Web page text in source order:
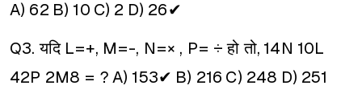
A) 62 B) 10 C) 2 D) 26✔
Q3. यदि L=+, M=-, N=× , P= ÷ हो तो, 14N 10L
42P 2M8 = ? A) 153✔ B) 216 C) 248 D) 251